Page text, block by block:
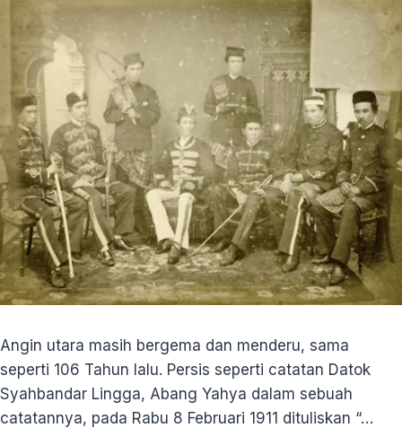
Angin utara masih bergema dan menderu, sama
seperti 106 Tahun lalu. Persis seperti catatan Datok
Syahbandar Lingga, Abang Yahya dalam sebuah
catatannya, pada Rabu 8 Februari 1911 dituliskan “…